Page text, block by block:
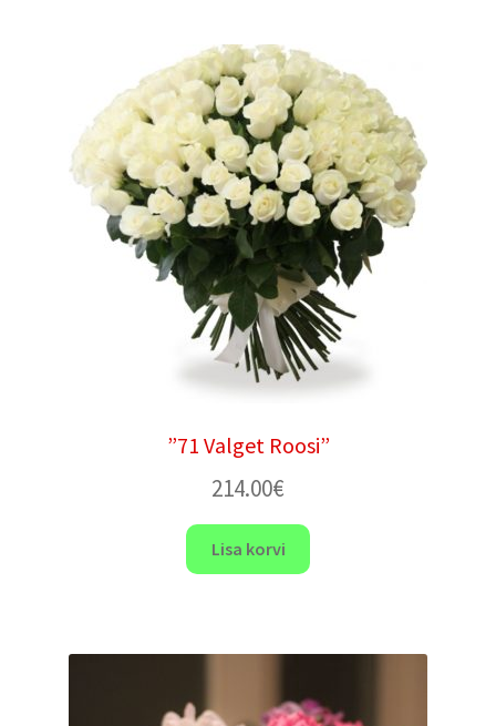
”71 Valget Roosi”
214.00€
Lisa korvi